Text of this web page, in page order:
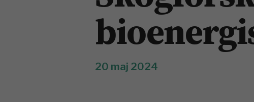
20 maj 2024